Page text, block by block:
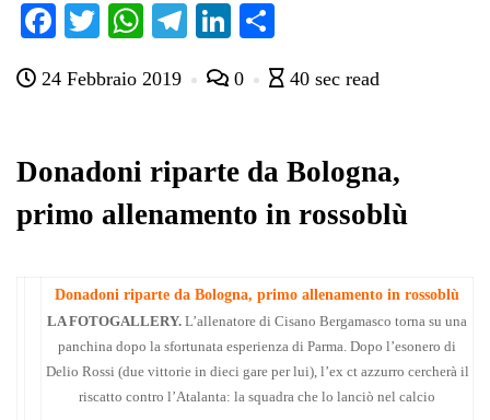
Fa
bo
T
tte
W
ts
pp
Te
gr
m
Li
ed di
di
24 Febbraio 2019 0 40 sec read
Donadoni riparte da Bologna,
primo allenamento in rossoblù
Donadoni riparte da Bologna, primo allenamento in rossoblù
LA FOTOGALLERY. L’allenatore di Cisano Bergamasco torna su una
panchina dopo la sfortunata esperienza di Parma. Dopo l’esonero di
Delio Rossi (due vittorie in dieci gare per lui), l’ex ct azzurro cercherà il
riscatto contro l’Atalanta: la squadra che lo lanciò nel calcio